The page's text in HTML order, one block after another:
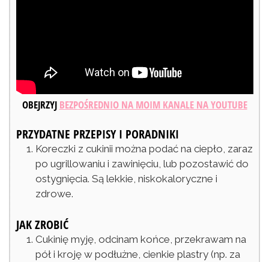
OBEJRZYJ BEZPOŚREDNIO NA MOIM KANALE NA YOUTUBE
PRZYDATNE PRZEPISY I PORADNIKI
Koreczki z cukinii można podać na ciepło, zaraz
po ugrillowaniu i zawinięciu, lub pozostawić do
ostygnięcia. Są lekkie, niskokaloryczne i
zdrowe.
JAK ZROBIĆ
Cukinię myję, odcinam końce, przekrawam na
pół i kroję w podłużne, cienkie plastry (np. za